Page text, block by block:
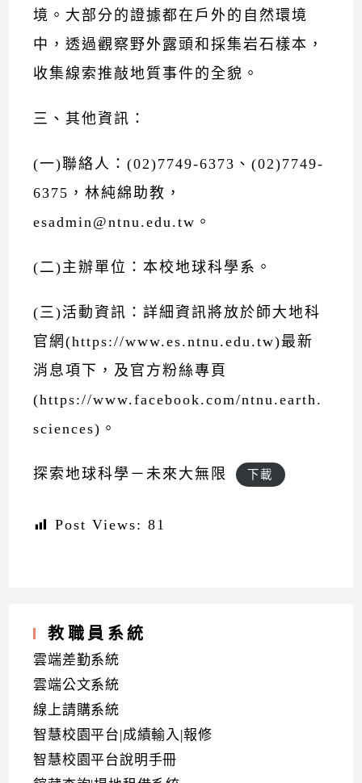
境。大部分的證據都在戶外的自然環境
中，透過觀察野外露頭和採集岩石樣本，
收集線索推敲地質事件的全貌。
三、其他資訊：
(一)聯絡人：(02)7749-6373、(02)7749-
6375，林純綿助教，
esadmin@ntnu.edu.tw。
(二)主辦單位：本校地球科學系。
(三)活動資訊：詳細資訊將放於師大地科
官網(https://www.es.ntnu.edu.tw)最新
消息項下，及官方粉絲專頁
(https://www.facebook.com/ntnu.earth.
sciences)。
探索地球科學－未來大無限 下載
Post Views: 81
教職員系統
雲端差勤系統
雲端公文系統
線上請購系統
智慧校園平台|成績輸入|報修
智慧校園平台說明手冊